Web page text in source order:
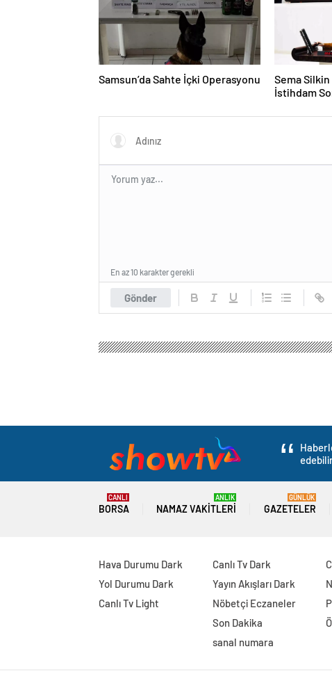
Samsun’da Sahte İçki Operasyonu
Sema Silkin
İstihdam
Gönder
En az 10 karakter gerekli
BORSA
CANLI
NAMAZ VAKITLERI
ANLIK
GAZETELER
GÜNLÜK
Hava Durumu Dark
Yol Durumu Dark
Canlı Tv Light
Canlı Tv Dark
Yayın Akışları Dark
Nöbetçi Eczaneler
Son Dakika
sanal numara